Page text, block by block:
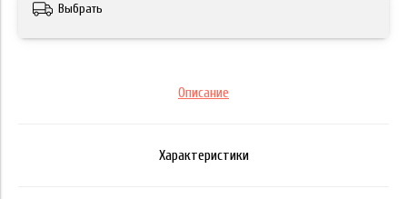
Выбрать
Описание
Характеристики